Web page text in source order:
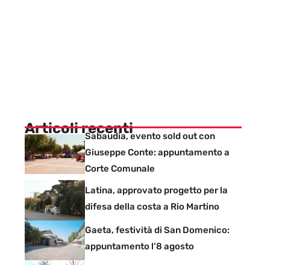
Articoli recentiSabaudia, evento sold out con
Giuseppe Conte: appuntamento a
Corte Comunale
Latina, approvato progetto per la
difesa della costa a Rio Martino
Gaeta, festività di San Domenico:
appuntamento l’8 agosto